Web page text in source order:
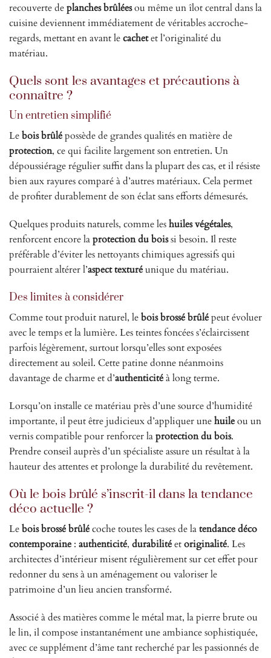
recouverte deplanches brûléesou même un îlot central dans la
cuisine deviennent immédiatement de véritables accroche-
regards, mettant en avant lecachetet l’originalité du
matériau.
Quels sont les avantages et précautions à
connaître ?
Un entretien simplifié
Lebois brûlépossède de grandes qualités en matière de
protection, ce qui facilite largement son entretien. Un
dépoussiérage régulier suffit dans la plupart des cas, et il résiste
bien aux rayures comparé à d’autres matériaux. Cela permet
de profiter durablement de son éclat sans efforts démesurés.
Quelques produits naturels, comme leshuiles végétales,
renforcent encore laprotection du boissi besoin. Il reste
préférable d’éviter les nettoyants chimiques agressifs qui
pourraient altérer l’aspect texturéunique du matériau.
Des limites à considérer
Comme tout produit naturel, lebois brossé brûlépeut évoluer
avec le temps et la lumière. Les teintes foncées s’éclaircissent
parfois légèrement, surtout lorsqu’elles sont exposées
directement au soleil. Cette patine donne néanmoins
davantage de charme et d’authenticitéà long terme.
Lorsqu’on installe ce matériau près d’une source d’humidité
importante, il peut être judicieux d’appliquer unehuileou un
vernis compatible pour renforcer laprotection du bois.
Prendre conseil auprès d’un spécialiste assure un résultat à la
hauteur des attentes et prolonge la durabilité du revêtement.
Où le bois brûlé s’inscrit-il dans la tendance
déco actuelle ?
Lebois brossé brûlécoche toutes les cases de latendance déco
contemporaine : authenticité, durabilitéetoriginalité. Les
architectes d’intérieur misent régulièrement sur cet effet pour
redonner du sens à un aménagement ou valoriser le
patrimoine d’un lieu ancien transformé.
Associé à des matières comme le métal mat, la pierre brute ou
le lin, il compose instantanément une ambiance sophistiquée,
avec ce supplément d’âme tant recherché par les passionnés de